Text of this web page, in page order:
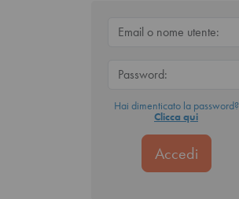
Hai dimenticato la password?
Clicca qui